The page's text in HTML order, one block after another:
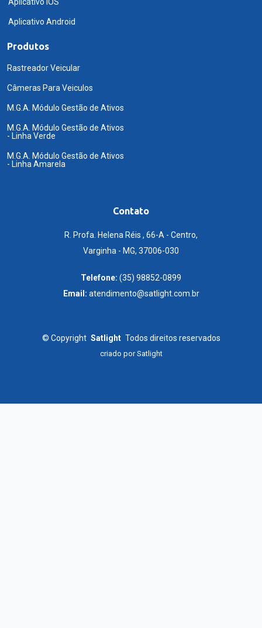
Aplicativo Android
Produtos
Rastreador Veicular
Câmeras Para Veiculos
M.G.A. Módulo Gestão de Ativos
M.G.A. Módulo Gestão de Ativos
- Linha Verde
M.G.A. Módulo Gestão de Ativos
- Linha Amarela
Contato
R. Profa. Helena Réis , 66-A - Centro,
Varginha - MG, 37006-030
Telefone: (35) 98852-0899
Email: atendimento@satlight.com.br
© Copyright Satlight Todos direitos reservados
criado porSatlight